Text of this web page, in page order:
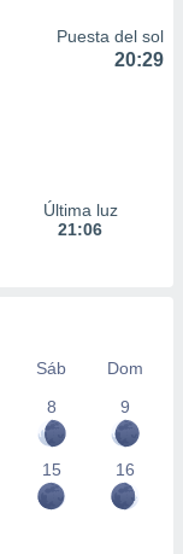
Puesta del sol
20:29
Última luz
21:06
Sáb
Dom
8 9
15 16